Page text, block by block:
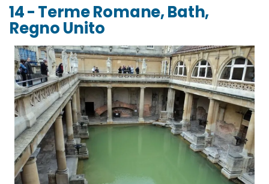
14 - Terme Romane, Bath,
Regno Unito